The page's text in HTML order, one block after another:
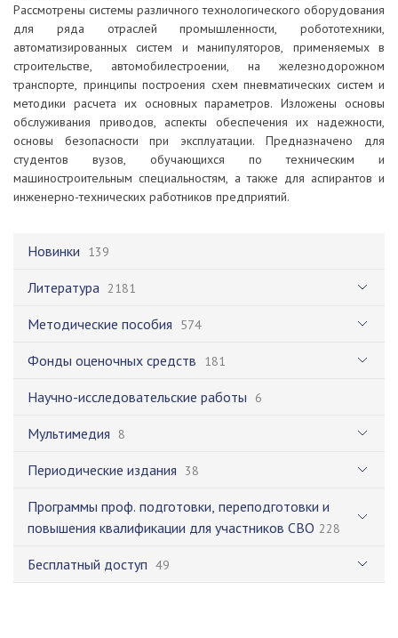
Новинки 139
Литература 2181
Методические пособия 574
Фонды оценочных средств 181
Научно-исследовательские работы 6
Мультимедия 8
Периодические издания 38
Программы проф. подготовки, переподготовки и
повышения квалификации для участников СВО 228
Бесплатный доступ 49
Рассмотрены системы различного технологического оборудования
для ряда отраслей промышленности, робототехники,
автоматизированных систем и манипуляторов, применяемых в
строительстве, автомобилестроении, на железнодорожном
транспорте, принципы построения схем пневматических систем и
методики расчета их основных параметров. Изложены основы
обслуживания приводов, аспекты обеспечения их надежности,
основы безопасности при эксплуатации. Предназначено для
студентов вузов, обучающихся по техническим и
машиностроительным специальностям, а также для аспирантов и
инженерно-технических работников предприятий.